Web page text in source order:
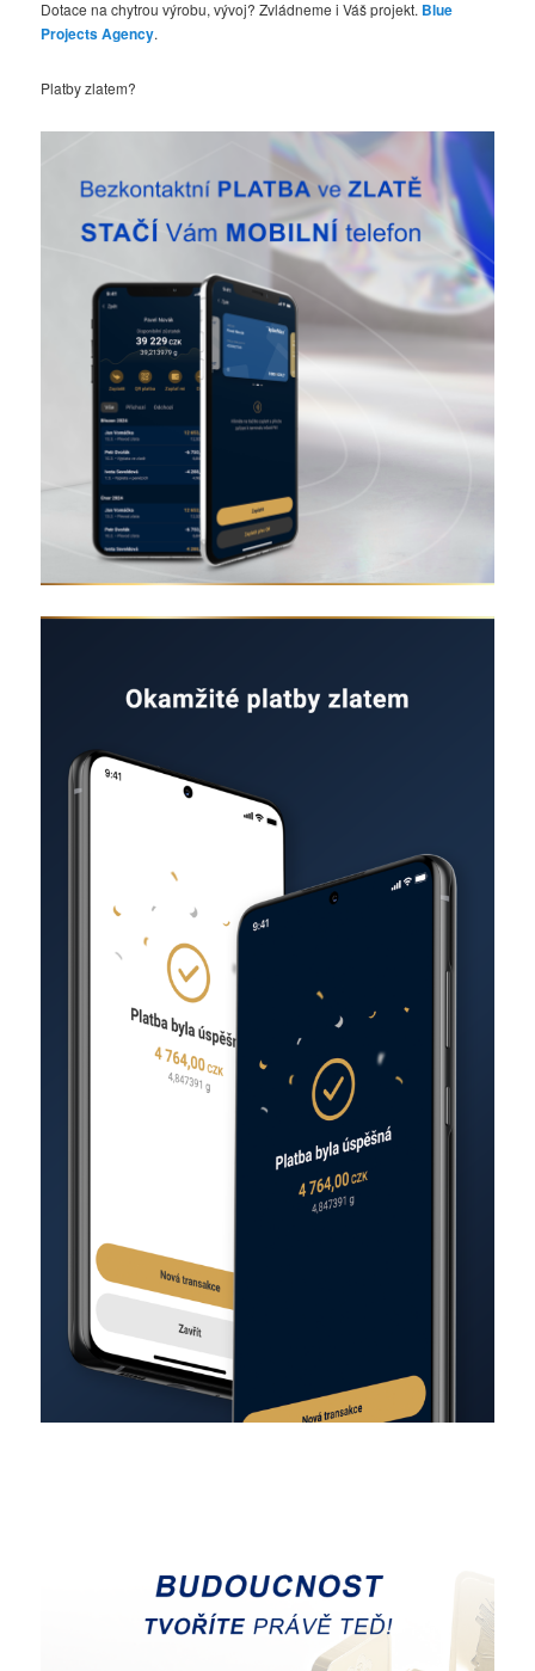
t
Dotace na chytrou výrobu, vývoj? Zvládneme i Váš projekt. Blue
Projects Agency.
Platby zlatem?